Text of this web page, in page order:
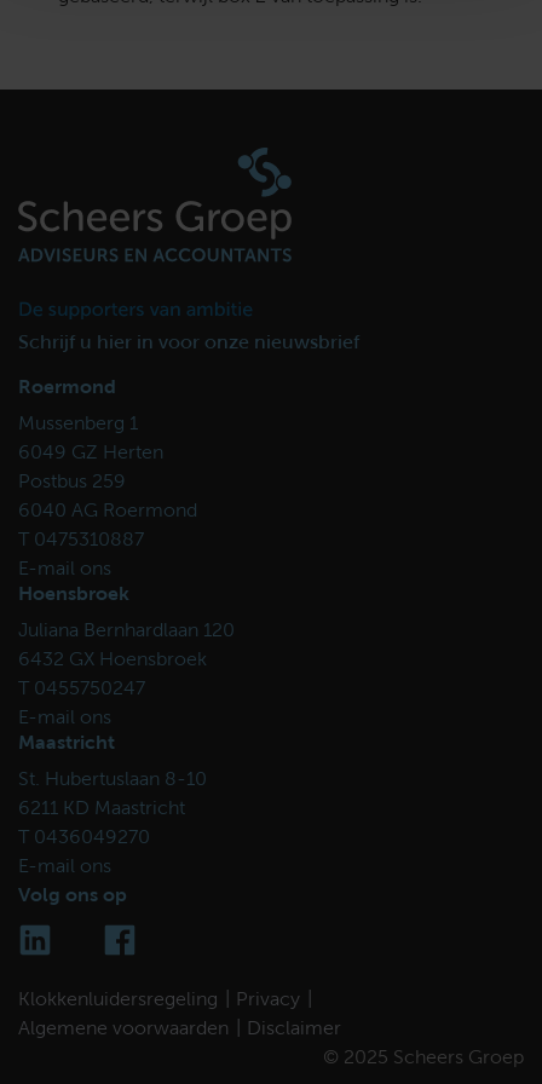
Schrijf u hier in voor onze nieuwsbrief
Roermond
Mussenberg 1
6049 GZ Herten
Postbus 259
6040 AG Roermond
T 0475310887
E-mail ons
Hoensbroek
Juliana Bernhardlaan 120
6432 GX Hoensbroek
T 0455750247
E-mail ons
Maastricht
St. Hubertuslaan 8-10
6211 KD Maastricht
T 0436049270
E-mail ons
Volg ons op
Klokkenluidersregeling
Privacy
Algemene voorwaarden
Disclaimer
© 2025 Scheers Groep